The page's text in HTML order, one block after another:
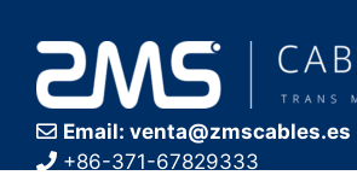
Email: venta@zmscables.es
+86-371-67829333